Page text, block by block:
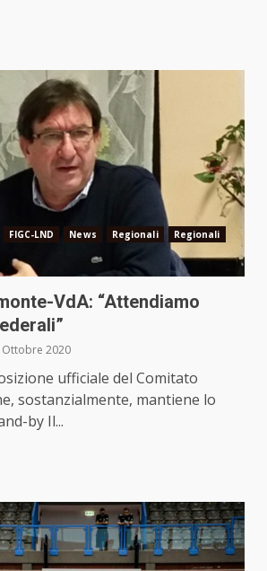
FIGC-LND News Regionali
Regionali
VdA: “Attendiamo
Ottobre 2020
ufficiale del Comitato
sostanzialmente, mantiene lo
by Il...